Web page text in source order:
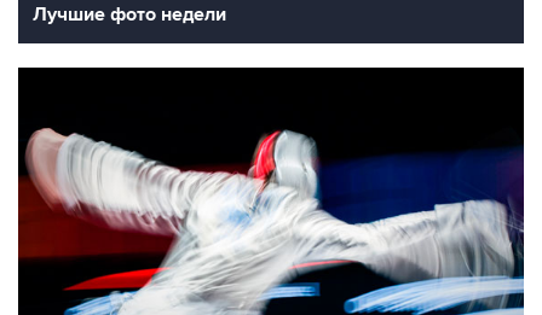
Лучшие фото недели